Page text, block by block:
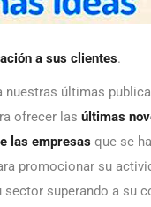
a sus clientes.
nuestras últimas
ofrecer las últimas
las empresas que se
promocionar su
sector superando a su